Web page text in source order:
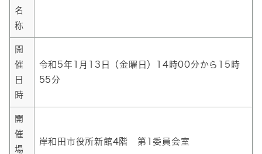
名
称
開
催
日
時
令和5年1月13日（金曜日）14時00分から15時
55分
開
催
場
岸和田市役所新館4階 第1委員会室